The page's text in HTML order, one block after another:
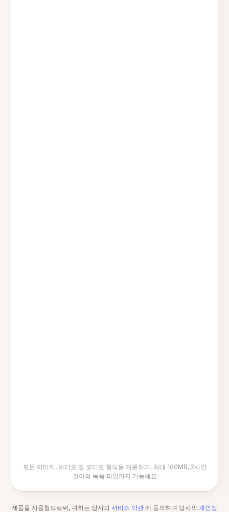
모든 이미지, 비디오 및 오디오 형식을 지원하며, 최대 100MB, 2시간
길이의 녹음 파일까지 가능해요
제품을 사용함으로써, 귀하는 당사의 서비스 약관 에 동의하며 당사의 개인정